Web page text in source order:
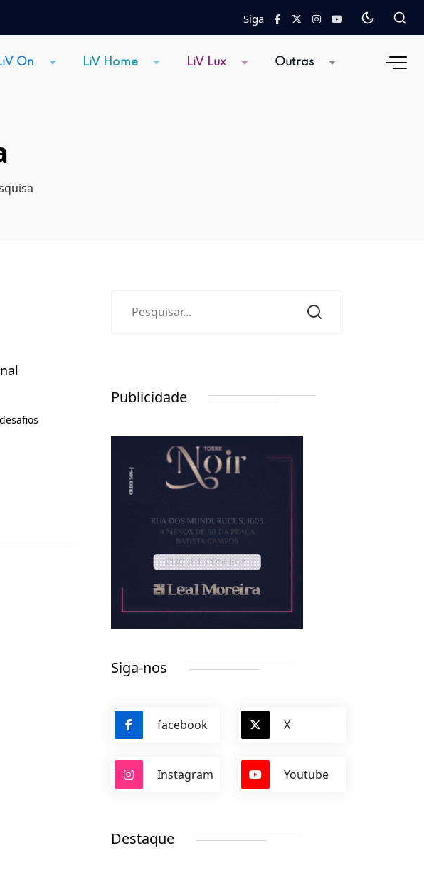
Siga
On LiV Home LiV Lux Outras
Publicidade
Siga-nos
facebook X
Instagram Youtube
Destaque